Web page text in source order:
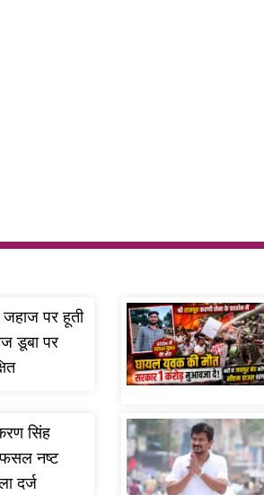
पर हूती
डूबा पर
सिंह
फसल नष्ट
दर्ज